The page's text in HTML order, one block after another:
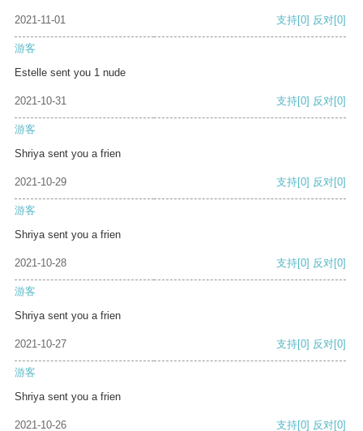
2021-11-01 支持[0] 反对[0]
游客
Estelle sent you 1 nude
2021-10-31 支持[0] 反对[0]
游客
Shriya sent you a frien
2021-10-29 支持[0] 反对[0]
游客
Shriya sent you a frien
2021-10-28 支持[0] 反对[0]
游客
Shriya sent you a frien
2021-10-27 支持[0] 反对[0]
游客
Shriya sent you a frien
2021-10-26 支持[0] 反对[0]